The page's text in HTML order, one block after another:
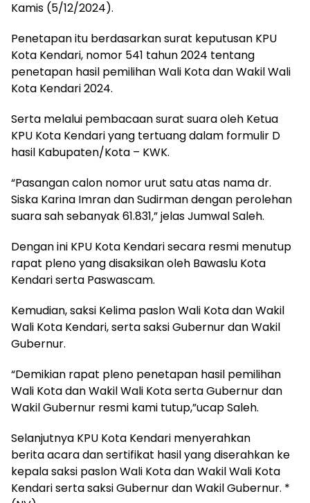
Kamis (5/12/2024).
Penetapan itu berdasarkan surat keputusan KPU
Kota Kendari, nomor 541 tahun 2024 tentang
penetapan hasil pemilihan Wali Kota dan Wakil Wali
Kota Kendari 2024.
Serta melalui pembacaan surat suara oleh Ketua
KPU Kota Kendari yang tertuang dalam formulir D
hasil Kabupaten/Kota – KWK.
“Pasangan calon nomor urut satu atas nama dr.
Siska Karina Imran dan Sudirman dengan perolehan
suara sah sebanyak 61.831,” jelas Jumwal Saleh.
Dengan ini KPU Kota Kendari secara resmi menutup
rapat pleno yang disaksikan oleh Bawaslu Kota
Kendari serta Paswascam.
Kemudian, saksi Kelima paslon Wali Kota dan Wakil
Wali Kota Kendari, serta saksi Gubernur dan Wakil
Gubernur.
“Demikian rapat pleno penetapan hasil pemilihan
Wali Kota dan Wakil Wali Kota serta Gubernur dan
Wakil Gubernur resmi kami tutup,”ucap Saleh.
Selanjutnya KPU Kota Kendari menyerahkan
berita acara dan sertifikat hasil yang diserahkan ke
kepala saksi paslon Wali Kota dan Wakil Wali Kota
Kendari serta saksi Gubernur dan Wakil Gubernur. *